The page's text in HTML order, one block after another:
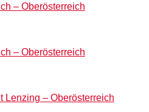
– Oberösterreich
– Oberösterreich
Lenzing – Oberösterreich